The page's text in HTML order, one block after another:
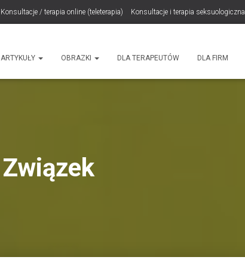
Konsultacje / terapia online (teleterapia) Konsultacje i terapia seksuologiczna
ARTYKUŁY OBRAZKI DLA TERAPEUTÓW DLA FIRM
Związek